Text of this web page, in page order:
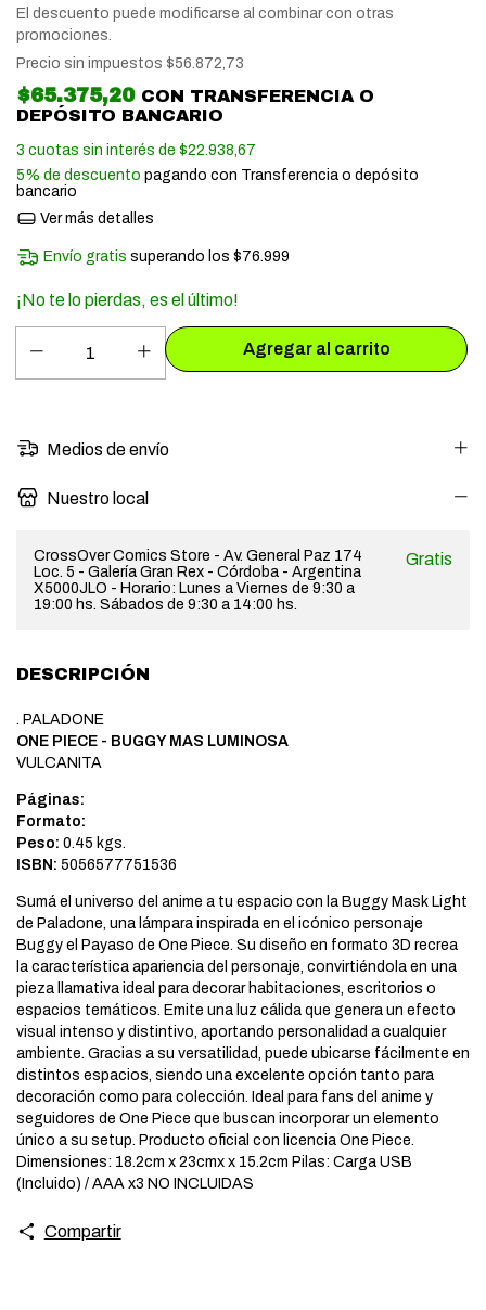
El descuento puede modificarse al combinar con otras
promociones.
Precio sin impuestos $56.872,73
$65.375,20 CON TRANSFERENCIA O
DEPÓSITO BANCARIO
3 cuotas sin interés de $22.938,67
5% de descuento pagando con Transferencia o depósito
bancario
Ver más detalles
Envío gratis superando los$76.999
¡No te lo pierdas, es el último!
Medios de envío
Nuestro local
CrossOver Comics Store - Av. General Paz 174
Loc. 5 - Galería Gran Rex - Córdoba - Argentina
X5000JLO - Horario: Lunes a Viernes de 9:30 a
19:00 hs. Sábados de 9:30 a 14:00 hs.
Gratis
DESCRIPCIÓN
. PALADONE
ONE PIECE - BUGGY MAS LUMINOSA
VULCANITA
Páginas:
Formato:
Peso: 0.45 kgs.
ISBN: 5056577751536
Sumá el universo del anime a tu espacio con la Buggy Mask Light
de Paladone, una lámpara inspirada en el icónico personaje
Buggy el Payaso de One Piece. Su diseño en formato 3D recrea
la característica apariencia del personaje, convirtiéndola en una
pieza llamativa ideal para decorar habitaciones, escritorios o
espacios temáticos. Emite una luz cálida que genera un efecto
visual intenso y distintivo, aportando personalidad a cualquier
ambiente. Gracias a su versatilidad, puede ubicarse fácilmente en
distintos espacios, siendo una excelente opción tanto para
decoración como para colección. Ideal para fans del anime y
seguidores de One Piece que buscan incorporar un elemento
único a su setup. Producto oficial con licencia One Piece.
Dimensiones: 18.2cm x 23cmx x 15.2cm Pilas: Carga USB
(Incluido) / AAA x3 NO INCLUIDAS
Compartir